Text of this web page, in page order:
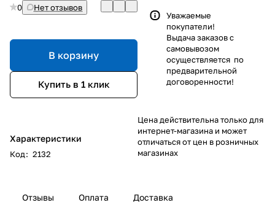
0 Нет отзывов
В корзину
Купить в 1 клик
Характеристики
Код: 2132
Уважаемые
покупатели!
Выдача заказов с
самовывозом
осуществляется по
предварительной
договоренности!
Цена действительна только для
интернет-магазина и может
отличаться от цен в розничных
магазинах
Отзывы Оплата Доставка